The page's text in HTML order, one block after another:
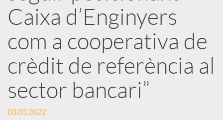
i
c
a
d
Caixa d’Enginyers
com a cooperativa de
crèdit de referència al
sector bancari”
03.03.2022